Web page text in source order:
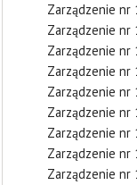
Zarządzenie nr
Zarządzenie nr
Zarządzenie nr
Zarządzenie nr
Zarządzenie nr
Zarządzenie nr
Zarządzenie nr
Zarządzenie nr
Zarządzenie nr